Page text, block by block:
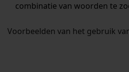
combinatie van woorden te
Voorbeelden van het gebruik